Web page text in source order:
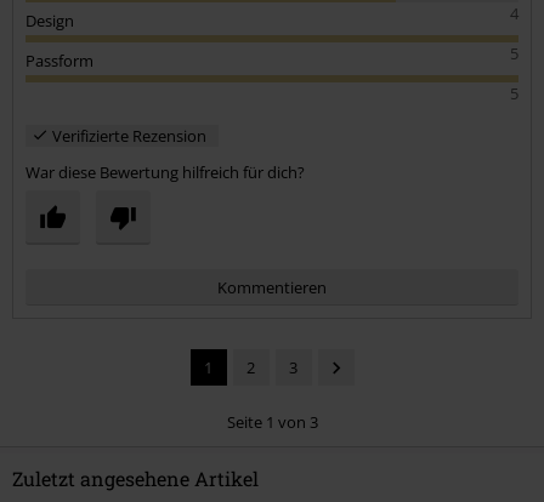
4
Design
5
Passform
5
Verifizierte Rezension
War diese Bewertung hilfreich für dich?
Kommentieren
1 2 3
Seite 1 von 3
Zuletzt angesehene Artikel